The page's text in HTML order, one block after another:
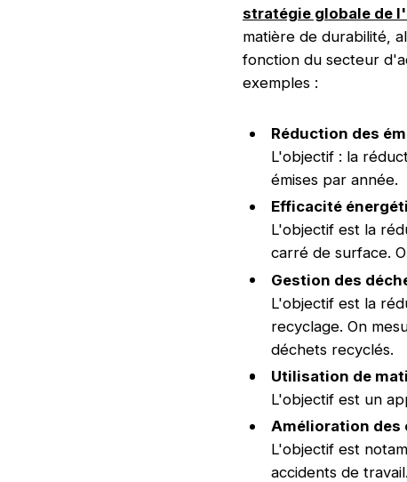
stratégie globale de
matière de durabilité,
fonction du secteur
exemples :
Réduction des
L'objectif : la
émises par année.
Efficacité
L'objectif est la
carré de surface.
Gestion des
L'objectif est la
recyclage. On
déchets recyclés.
Utilisation de
L'objectif est un
Amélioration des
L'objectif est
accidents de travail.